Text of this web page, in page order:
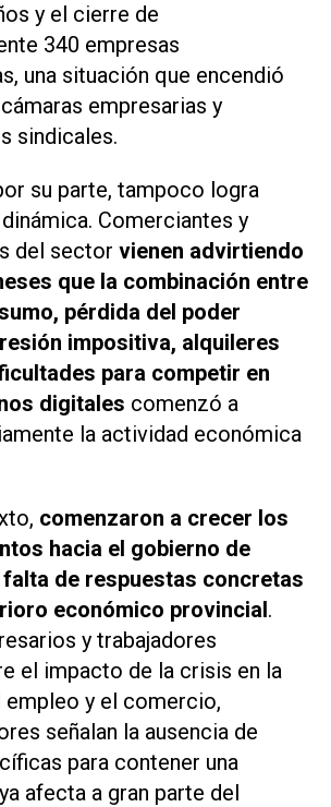
y el cierre de
340 empresas
una situación que encendió
empresarias y
sindicales.
su parte, tampoco logra
Comerciantes y
del sector vienen advirtiendo
que la combinación entre
pérdida del poder
impositiva, alquileres
para competir en
digitales comenzó a
la actividad económica
comenzaron a crecer los
hacia el gobierno de
de respuestas concretas
económico provincial.
y trabajadores
el impacto de la crisis en la
empleo y el comercio,
señalan la ausencia de
para contener una
afecta a gran parte del